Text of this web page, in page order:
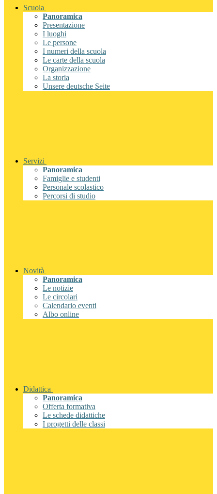
Scuola
Panoramica
Presentazione
I luoghi
Le persone
I numeri della scuola
Le carte della scuola
Organizzazione
La storia
Unsere deutsche Seite
Servizi
Panoramica
Famiglie e studenti
Personale scolastico
Percorsi di studio
Novità
Panoramica
Le notizie
Le circolari
Calendario eventi
Albo online
Didattica
Panoramica
Offerta formativa
Le schede didattiche
I progetti delle classi